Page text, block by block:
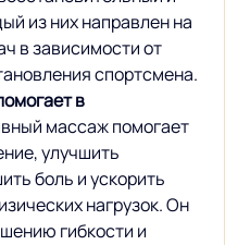
из них направлен на
в зависимости от
спортсмена.
в
массаж помогает
улучшить
боль и ускорить
нагрузок. Он
гибкости и